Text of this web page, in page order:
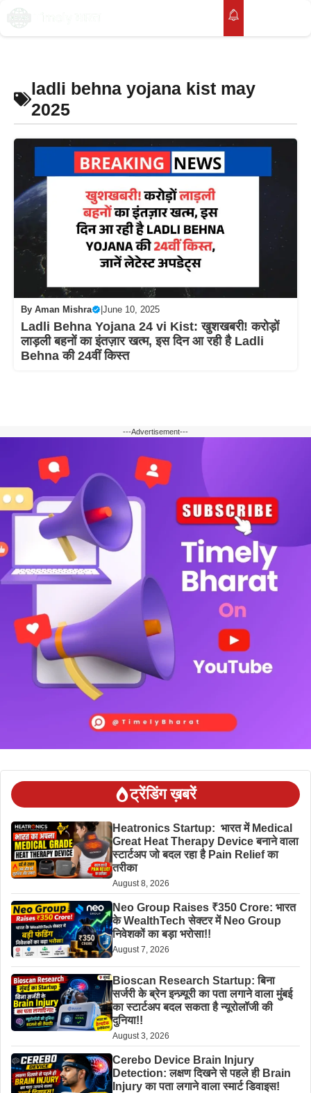
Skip
ladli behna yojana kist may
2025
By Aman Mishra June 10, 2025
Ladli Behna Yojana 24 vi Kist: खुशखबरी! करोड़ों
लाड़ली बहनों का इंतज़ार खत्म, इस दिन आ रही है Ladli
Behna की 24वीं किस्त
---Advertisement---
ट्रेंडिंग ख़बरें
Heatronics Startup: भारत में Medical
Great Heat Therapy Device बनाने वाला
स्टार्टअप जो बदल रहा है Pain Relief का
तरीका
August 8, 2026
Neo Group Raises ₹350 Crore: भारत
के WealthTech सेक्टर में Neo Group
निवेशकों का बड़ा भरोसा!!
August 7, 2026
Bioscan Research Startup: बिना
सर्जरी के ब्रेन इन्ज़्यूरी का पता लगाने वाला मुंबई
का स्टार्टअप बदल सकता है न्यूरोलॉजी की
दुनिया!!
August 3, 2026
Cerebo Device Brain Injury
Detection: लक्षण दिखने से पहले ही Brain
Injury का पता लगाने वाला स्मार्ट डिवाइस!